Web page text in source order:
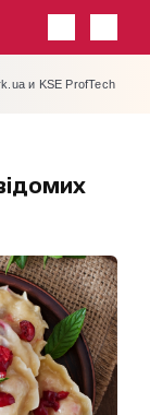
и KSE ProfTech